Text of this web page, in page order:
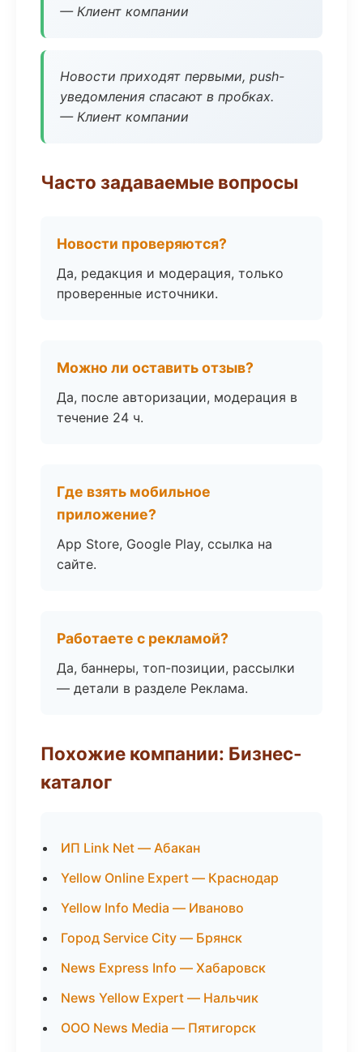
— Клиент компании
Новости приходят первыми, push-
уведомления спасают в пробках.
— Клиент компании
Часто задаваемые вопросы
Новости проверяются?
Да, редакция и модерация, только
проверенные источники.
Можно ли оставить отзыв?
Да, после авторизации, модерация в
течение 24 ч.
Где взять мобильное
приложение?
App Store, Google Play, ссылка на
сайте.
Работаете с рекламой?
Да, баннеры, топ-позиции, рассылки
— детали в разделе Реклама.
Похожие компании: Бизнес-
каталог
ИП Link Net — Абакан
Yellow Online Expert — Краснодар
Yellow Info Media — Иваново
Город Service City — Брянск
News Express Info — Хабаровск
News Yellow Expert — Нальчик
ООО News Media — Пятигорск